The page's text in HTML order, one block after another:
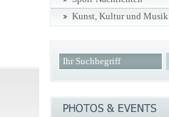
Kunst, Kultur und Musik